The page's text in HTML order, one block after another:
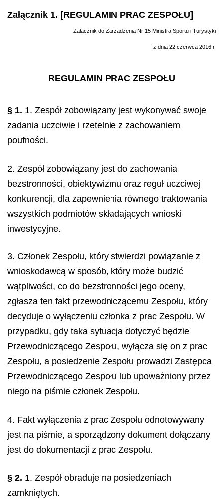
Załącznik 1. [REGULAMIN PRAC ZESPOŁU]
Załącznik do Zarządzenia Nr 15 Ministra Sportu i Turystyki
z dnia 22 czerwca 2016 r.
REGULAMIN PRAC ZESPOŁU
§ 1. 1. Zespół zobowiązany jest wykonywać swoje
zadania uczciwie i rzetelnie z zachowaniem
poufności.
2. Zespół zobowiązany jest do zachowania
bezstronności, obiektywizmu oraz reguł uczciwej
konkurencji, dla zapewnienia równego traktowania
wszystkich podmiotów składających wnioski
inwestycyjne.
3. Członek Zespołu, który stwierdzi powiązanie z
wnioskodawcą w sposób, który może budzić
wątpliwości, co do bezstronności jego oceny,
zgłasza ten fakt przewodniczącemu Zespołu, który
decyduje o wyłączeniu członka z prac Zespołu. W
przypadku, gdy taka sytuacja dotyczyć będzie
Przewodniczącego Zespołu, wyłącza się on z prac
Zespołu, a posiedzenie Zespołu prowadzi Zastępca
Przewodniczącego Zespołu lub upoważniony przez
niego na piśmie członek Zespołu.
4. Fakt wyłączenia z prac Zespołu odnotowywany
jest na piśmie, a sporządzony dokument dołączany
jest do dokumentacji z prac Zespołu.
§ 2. 1. Zespół obraduje na posiedzeniach
zamkniętych.